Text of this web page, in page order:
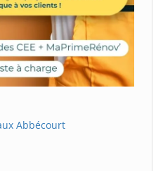
Abbécourt